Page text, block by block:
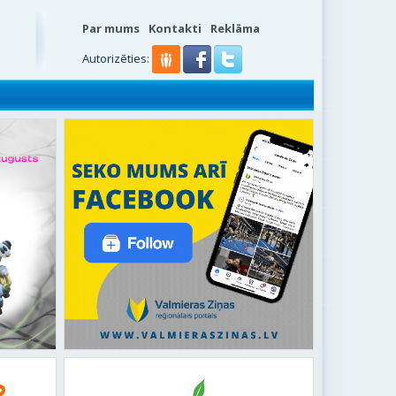
Par mums Kontakti
Reklāma
Autorizēties: